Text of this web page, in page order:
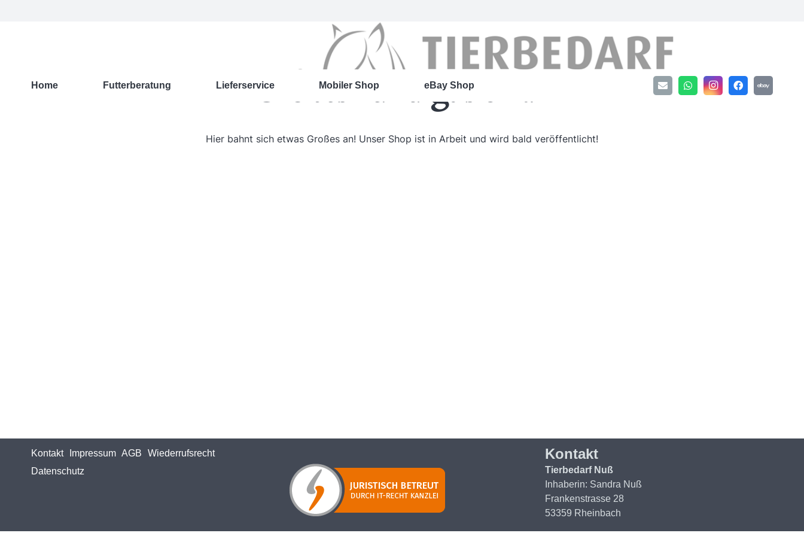
Home Futterberatung Lieferservice Mobiler Shop eBay Shop
Großes kündigt sich an
Hier bahnt sich etwas Großes an! Unser Shop ist in Arbeit und wird bald veröffentlicht!
Kontakt Impressum AGB
Wiederrufsrecht
Datenschutz
Kontakt
Tierbedarf Nuß
Inhaberin: Sandra Nuß
Frankenstrasse 28
53359 Rheinbach